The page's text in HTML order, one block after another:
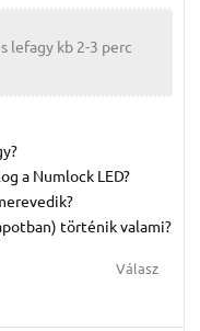
lefagy kb 2-3 perc
a Numlock LED?
történik valami?
Válasz